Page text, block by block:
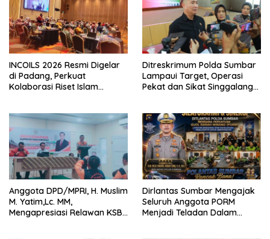
INCOILS 2026 Resmi Digelar
di Padang, Perkuat
Kolaborasi Riset Islam
Ditreskrimum Polda Sumbar
Lampaui Target, Operasi
Pekat dan Sikat Singgalang
Anggota DPD/MPRI, H. Muslim
M. Yatim,Lc. MM,
Mengapresiasi Relawan KSB
Dirlantas Sumbar Mengajak
Seluruh Anggota PORM
Menjadi Teladan Dalam